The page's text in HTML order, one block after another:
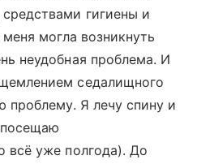
гигиены и
могла возникнуть
неудобная проблема. И
седалищного
проблему. Я лечу спину и
всё уже полгода). До